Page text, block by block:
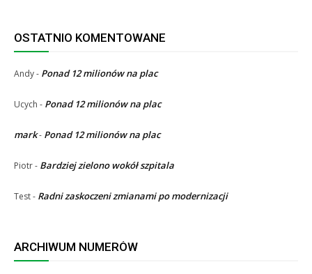
OSTATNIO KOMENTOWANE
Andy- Ponad 12 milionów na plac
Ucych - Ponad 12 milionów na plac
mark- Ponad 12 milionów na plac
Piotr- Bardziej zielono wokół szpitala
Test- Radni zaskoczeni zmianami po modernizacji
ARCHIWUM NUMERÓW